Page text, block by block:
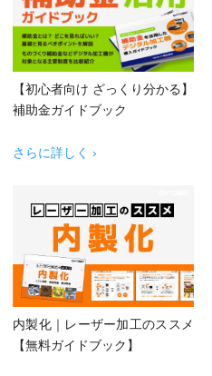
【初心者向け ざっくり分かる】
補助金ガイドブック
さらに詳しく ›
内製化｜レーザー加工のススメ
【無料ガイドブック】